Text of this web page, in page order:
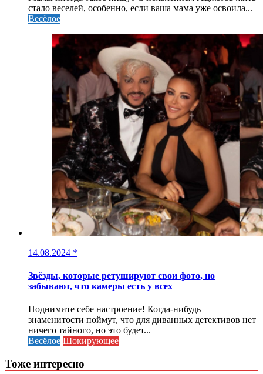
стало веселей, особенно, если ваша мама уже освоила...
Весёлое
14.08.2024 *
Звёзды, которые ретушируют свои фото, но
забывают, что камеры есть у всех
Поднимите себе настроение! Когда-нибудь
знаменитости поймут, что для диванных детективов нет
ничего тайного, но это будет...
Весёлое Шокирующее
Тоже интересно